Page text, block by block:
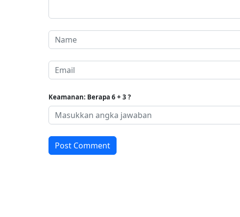
Keamanan: Berapa 6 + 3 ?
Post Comment